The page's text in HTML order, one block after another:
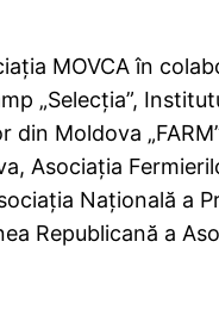
MOVCA în
„Selecţia”,
din Moldova
Asociația
Naţională a
Republicană a